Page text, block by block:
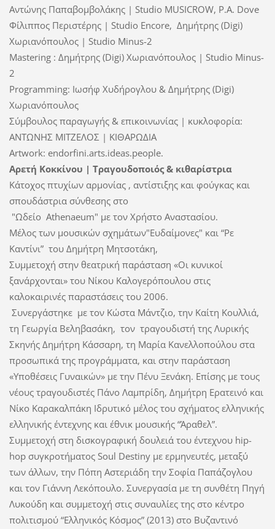
Αντώνης Παπαβομβολάκης | Studio MUSICROW, P.A. Dove
Φίλιππος Περιστέρης | Studio Encore, Δημήτρης (Digi)
Χωριανόπουλος | Studio Minus-2
Mastering : Δημήτρης (Digi) Χωριανόπουλος | Studio Minus-
2
Programming: Ιωσήφ Χυδήρογλου & Δημήτρης (Digi)
Χωριανόπουλος
Σύμβουλος παραγωγής & επικοινωνίας | κυκλοφορία:
ΑΝΤΩΝΗΣ ΜΙΤΖΕΛΟΣ | ΚΙΘΑΡΩΔΙΑ
Artwork: endorfini.arts.ideas.people.
Αρετή Κοκκίνου | Τραγουδοποιός& κιθαρίστρια
Κάτοχος πτυχίων αρμονίας , αντίστιξης και φούγκας και
σπουδάστρια σύνθεσης στο
"Ωδείο Athenaeum" με τον Χρήστο Αναστασίου.
Μέλος των μουσικών σχημάτων"Ευδαίμονες" και “Ρε
Καντίνι” του Δημήτρη Μητσοτάκη,
Συμμετοχή στην θεατρική παράσταση «Οι κυνικοί
ξανάρχονται» του Νίκου Καλογερόπουλου στις
καλοκαιρινές παραστάσεις του 2006.
Συνεργάστηκε με τον Κώστα Μάντζιο, την Καίτη Κουλλιά,
τη Γεωργία Βεληβασάκη, τον τραγουδιστή της Λυρικής
Σκηνής Δημήτρη Κάσσαρη, τη Μαρία Κανελλοπούλου στα
προσωπικά της προγράμματα, και στην παράσταση
«Υποθέσεις Γυναικών» με την Πένυ Ξενάκη. Επίσης με τους
νέους τραγουδιστές Πάνο Λαμπρίδη, Δημήτρη Ερατεινό και
Νίκο Καρακαλπάκη Ιδρυτικό μέλος του σχήματος ελληνικής
ελληνικής έντεχνης και έθνικ μουσικής “Άραθελ”.
Συμμετοχή στη δισκογραφική δουλειά του έντεχνου hip-
hop συγκροτήματος Soul Destiny με ερμηνευτές, μεταξύ
των άλλων, την Πόπη Αστεριάδη την Σοφία Παπάζογλου
και τον Γιάννη Λεκόπουλο. Συνεργασία με τη συνθέτη Πηγή
Λυκούδη και συμμετοχή στις συναυλίες της στο κέντρο
πολιτισμού “Ελληνικός Κόσμος” (2013) στο Βυζαντινό